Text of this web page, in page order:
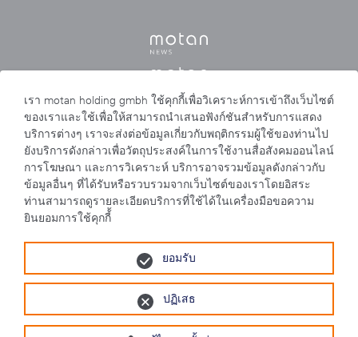
苏ICP备2023004355号
苏公网安备 32058502010751号
เรา motan holding gmbh ใช้คุกกี้เพื่อวิเคราะห์การเข้าถึงเว็บไซต์
ของเราและใช้เพื่อให้สามารถนำเสนอฟังก์ชันสำหรับการแสดง
บริการต่างๆ เราจะส่งต่อข้อมูลเกี่ยวกับพฤติกรรมผู้ใช้ของท่านไป
ยังบริการดังกล่าวเพื่อวัตถุประสงค์ในการใช้งานสื่อสังคมออนไลน์
การโฆษณา และการวิเคราะห์ บริการอาจรวมข้อมูลดังกล่าวกับ
ข้อมูลอื่นๆ ที่ได้รับหรือรวบรวมจากเว็บไซต์ของเราโดยอิสระ
ท่านสามารถดูรายละเอียดบริการที่ใช้ได้ในเครื่องมือขอความ
ยินยอมการใช้คุกกี้้
ปฏิเสธ
ยอมรับ